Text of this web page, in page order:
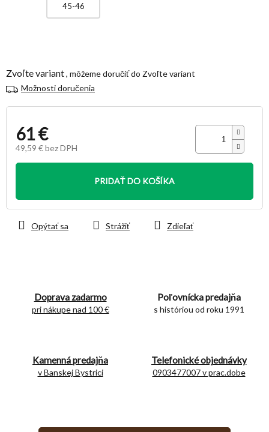
45-46
Zvoľte variant
Zvoľte variant
Možnosti doručenia
61 €
49,59 € bez DPH
Jednotková
PRIDAŤ DO KOŠÍKA
Doprava zadarmo
pri nákupe nad 100 €
Poľovnícka predajňa
s históriou od roku 1991
Kamenná predajňa
v Banskej Bystrici
Telefonické objednávky
0903477007 v prac.dobe
Opýtať sa Strážiť Zdieľať